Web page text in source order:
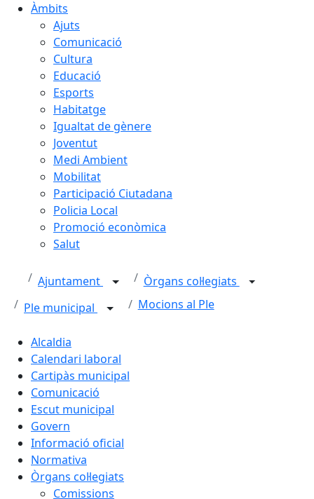
Àmbits
Ajuts
Comunicació
Cultura
Educació
Esports
Habitatge
Igualtat de gènere
Joventut
Medi Ambient
Mobilitat
Participació Ciutadana
Policia Local
Promoció econòmica
Salut
Ajuntament
Òrgans col·legiats
Ple municipal
Mocions al Ple
Alcaldia
Calendari laboral
Cartipàs municipal
Comunicació
Escut municipal
Govern
Informació oficial
Normativa
Òrgans col·legiats
Comissions